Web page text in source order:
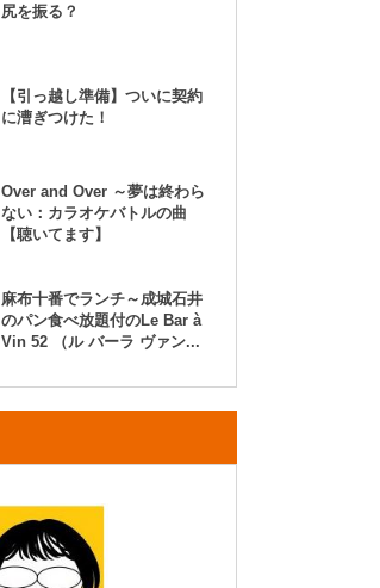
尻を振る？
【引っ越し準備】ついに契約
に漕ぎつけた！
Over and Over ～夢は終わら
ない：カラオケバトルの曲
【聴いてます】
麻布十番でランチ～成城石井
のパン食べ放題付のLe Bar à
Vin 52 （ル バーラ ヴァン...